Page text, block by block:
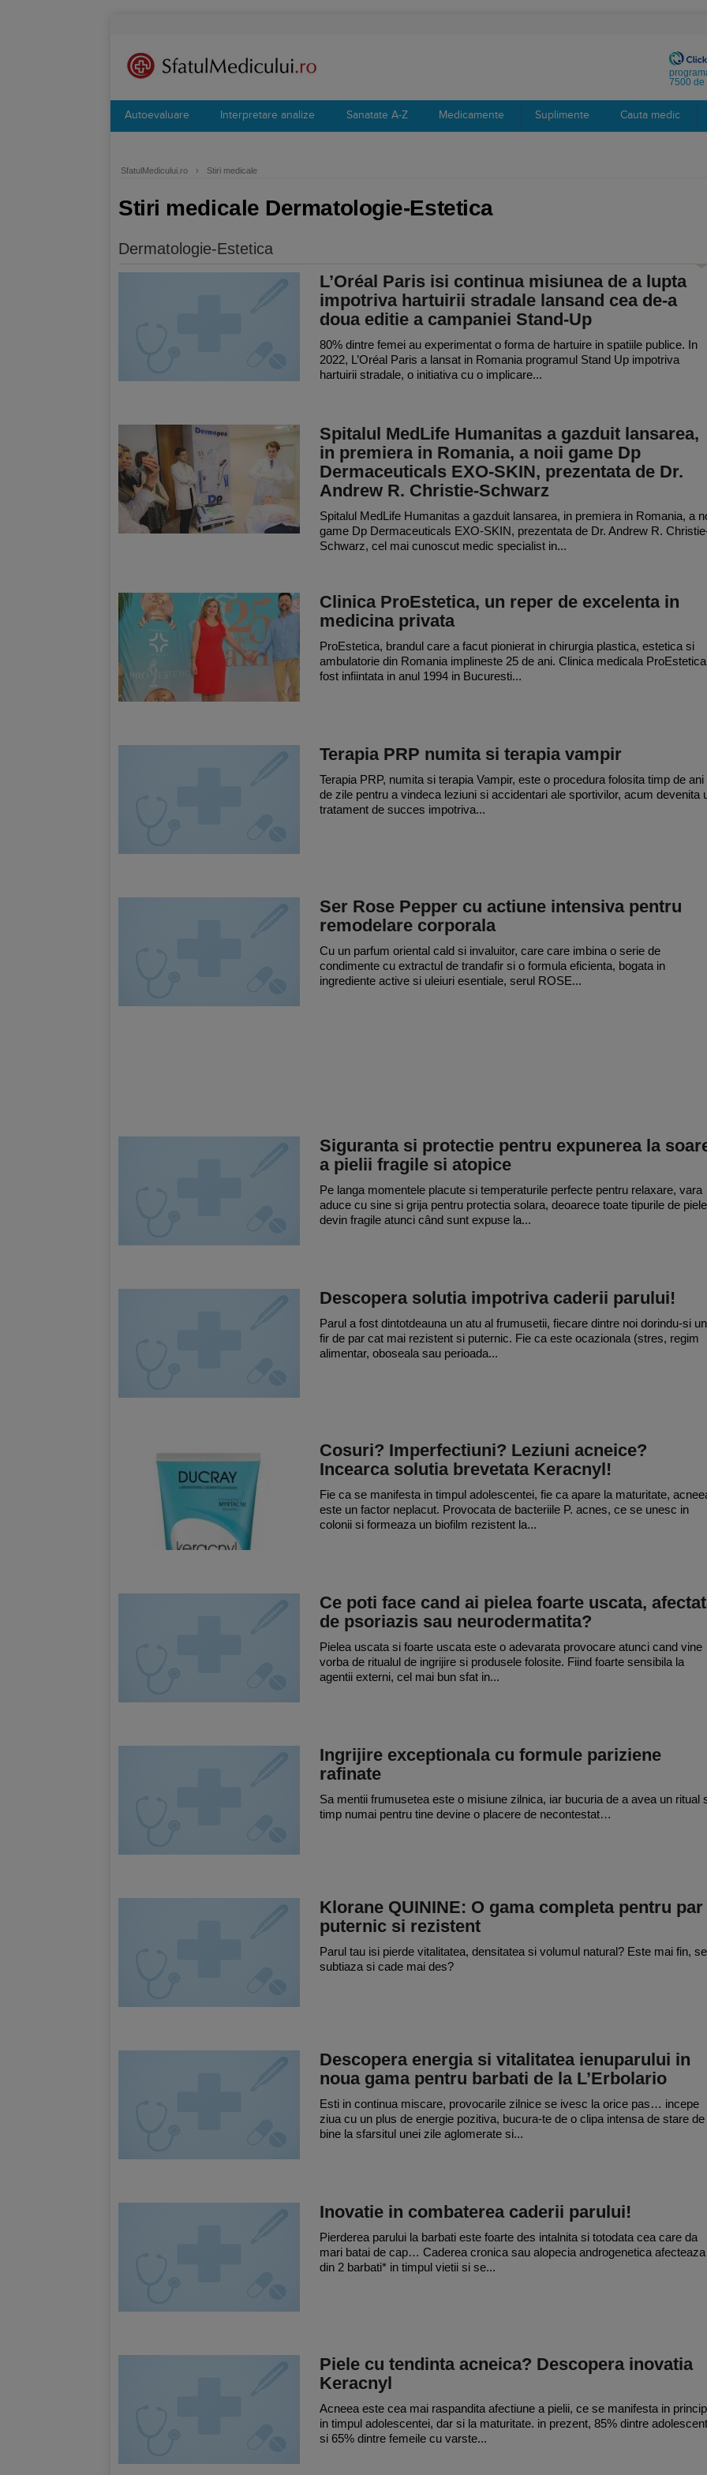
7500 de
Autoevaluare Interpretare analize Sanatate A-Z Medicamente Suplimente Cauta medic
SfatulMedicului.ro › Stiri medicale
Stiri medicale Dermatologie-Estetica
Dermatologie-Estetica
L’Oréal Paris isi continua misiunea de a lupta
impotriva hartuirii stradale lansand cea de-a
doua editie a campaniei Stand-Up
80% dintre femei au experimentat o forma de hartuire in spatiile publice. In
2022, L’Oréal Paris a lansat in Romania programul Stand Up impotriva
hartuirii stradale, o initiativa cu o implicare...
Spitalul MedLife Humanitas a gazduit lansarea,
in premiera in Romania, a noii game Dp
Dermaceuticals EXO-SKIN, prezentata de Dr.
Andrew R. Christie-Schwarz
Spitalul MedLife Humanitas a gazduit lansarea, in premiera in Romania, a
game Dp Dermaceuticals EXO-SKIN, prezentata de Dr. Andrew R.
Schwarz, cel mai cunoscut medic specialist in...
Clinica ProEstetica, un reper de excelenta in
medicina privata
ProEstetica, brandul care a facut pionierat in chirurgia plastica, estetica si
ambulatorie din Romania implineste 25 de ani. Clinica medicala
fost infiintata in anul 1994 in Bucuresti...
Terapia PRP numita si terapia vampir
Terapia PRP, numita si terapia Vampir, este o procedura folosita timp de ani
de zile pentru a vindeca leziuni si accidentari ale sportivilor, acum devenita
tratament de succes impotriva...
Ser Rose Pepper cu actiune intensiva pentru
remodelare corporala
Cu un parfum oriental cald si invaluitor, care care imbina o serie de
condimente cu extractul de trandafir si o formula eficienta, bogata in
ingrediente active si uleiuri esentiale, serul ROSE...
Siguranta si protectie pentru expunerea la
a pielii fragile si atopice
Pe langa momentele placute si temperaturile perfecte pentru relaxare, vara
aduce cu sine si grija pentru protectia solara, deoarece toate tipurile de piele
devin fragile atunci când sunt expuse la...
Descopera solutia impotriva caderii parului!
Parul a fost dintotdeauna un atu al frumusetii, fiecare dintre noi dorindu-si un
fir de par cat mai rezistent si puternic. Fie ca este ocazionala (stres, regim
alimentar, oboseala sau perioada...
Cosuri? Imperfectiuni? Leziuni acneice?
Incearca solutia brevetata Keracnyl!
Fie ca se manifesta in timpul adolescentei, fie ca apare la maturitate,
este un factor neplacut. Provocata de bacteriile P. acnes, ce se unesc in
colonii si formeaza un biofilm rezistent la...
Ce poti face cand ai pielea foarte uscata,
de psoriazis sau neurodermatita?
Pielea uscata si foarte uscata este o adevarata provocare atunci cand vine
vorba de ritualul de ingrijire si produsele folosite. Fiind foarte sensibila la
agentii externi, cel mai bun sfat in...
Ingrijire exceptionala cu formule pariziene
rafinate
Sa mentii frumusetea este o misiune zilnica, iar bucuria de a avea un ritual
timp numai pentru tine devine o placere de necontestat…
Klorane QUININE: O gama completa pentru par
puternic si rezistent
Parul tau isi pierde vitalitatea, densitatea si volumul natural? Este mai fin, se
subtiaza si cade mai des?
Descopera energia si vitalitatea ienuparului in
noua gama pentru barbati de la L’Erbolario
Esti in continua miscare, provocarile zilnice se ivesc la orice pas… incepe
ziua cu un plus de energie pozitiva, bucura-te de o clipa intensa de stare de
bine la sfarsitul unei zile aglomerate si...
Inovatie in combaterea caderii parului!
Pierderea parului la barbati este foarte des intalnita si totodata cea care da
mari batai de cap… Caderea cronica sau alopecia androgenetica
din 2 barbati* in timpul vietii si se...
Piele cu tendinta acneica? Descopera inovatia
Keracnyl
Acneea este cea mai raspandita afectiune a pielii, ce se manifesta in
in timpul adolescentei, dar si la maturitate. in prezent, 85% dintre
si 65% dintre femeile cu varste...